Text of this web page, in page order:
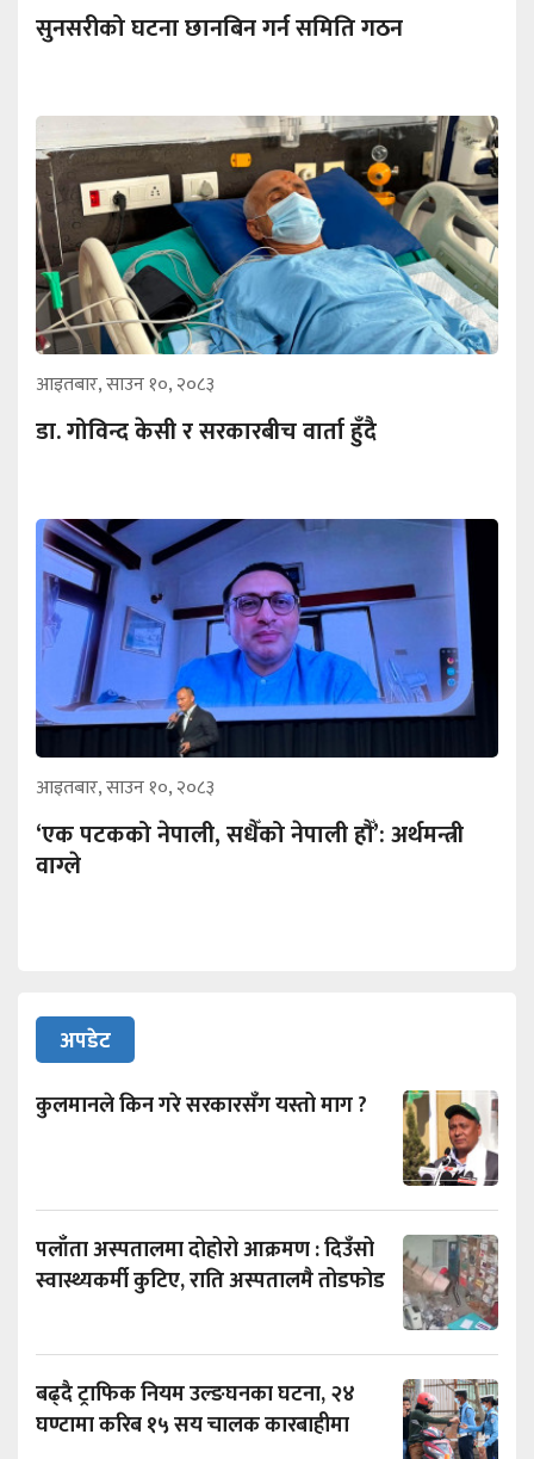
सुनसरीको घटना छानबिन गर्न समिति गठन
आइतबार, साउन १०, २०८३
डा. गोविन्द केसी र सरकारबीच वार्ता हुँदै
आइतबार, साउन १०, २०८३
‘एक पटकको नेपाली, सधैँको नेपाली हौँ’: अर्थमन्त्री
वाग्ले
अपडेट
कुलमानले किन गरे सरकारसँग यस्तो माग ?
पलाँता अस्पतालमा दोहोरो आक्रमण : दिउँसो
स्वास्थ्यकर्मी कुटिए, राति अस्पतालमै तोडफोड
बढ्दै ट्राफिक नियम उल्ङघनका घटना, २४
घण्टामा करिब १५ सय चालक कारबाहीमा